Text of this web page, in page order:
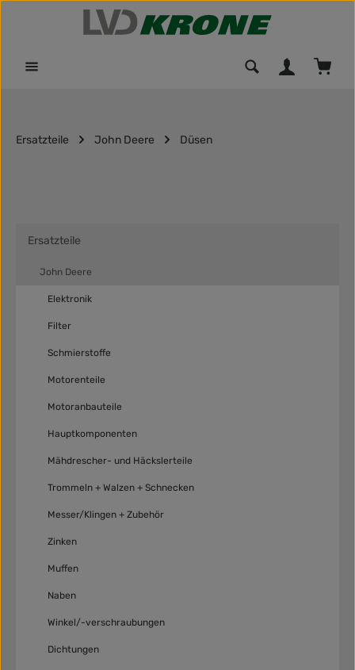
Zum Hauptinhalt springen
Ersatzteile John Deere Düsen
Ersatzteile
John Deere
Elektronik
Filter
Schmierstoffe
Motorenteile
Motoranbauteile
Hauptkomponenten
Mähdrescher- und Häckslerteile
Trommeln + Walzen + Schnecken
Messer/Klingen + Zubehör
Zinken
Muffen
Naben
Winkel/-verschraubungen
Dichtungen